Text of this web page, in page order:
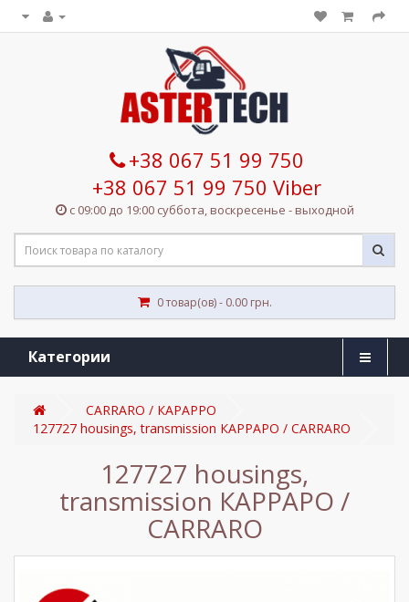
+38 067 51 99 750
+38 067 51 99 750 Viber
с 09:00 до 19:00 суббота, воскресенье - выходной
0 товар(ов) - 0.00 грн.
Категории
CARRARO / КАРАРРО
127727 housings, transmission КАРРАРО / CARRARO
127727 housings,
transmission КАРРАРО /
CARRARO